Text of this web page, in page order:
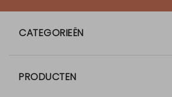
CATEGORIEËN
PRODUCTEN